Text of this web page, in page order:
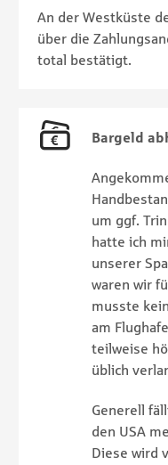
An der Westküste
über die
total bestätigt.
Bargeld
um ggf.
hatte ich
unserer
waren wir
musste
am
teilweise
üblich
Generell
den USA
Diese wird